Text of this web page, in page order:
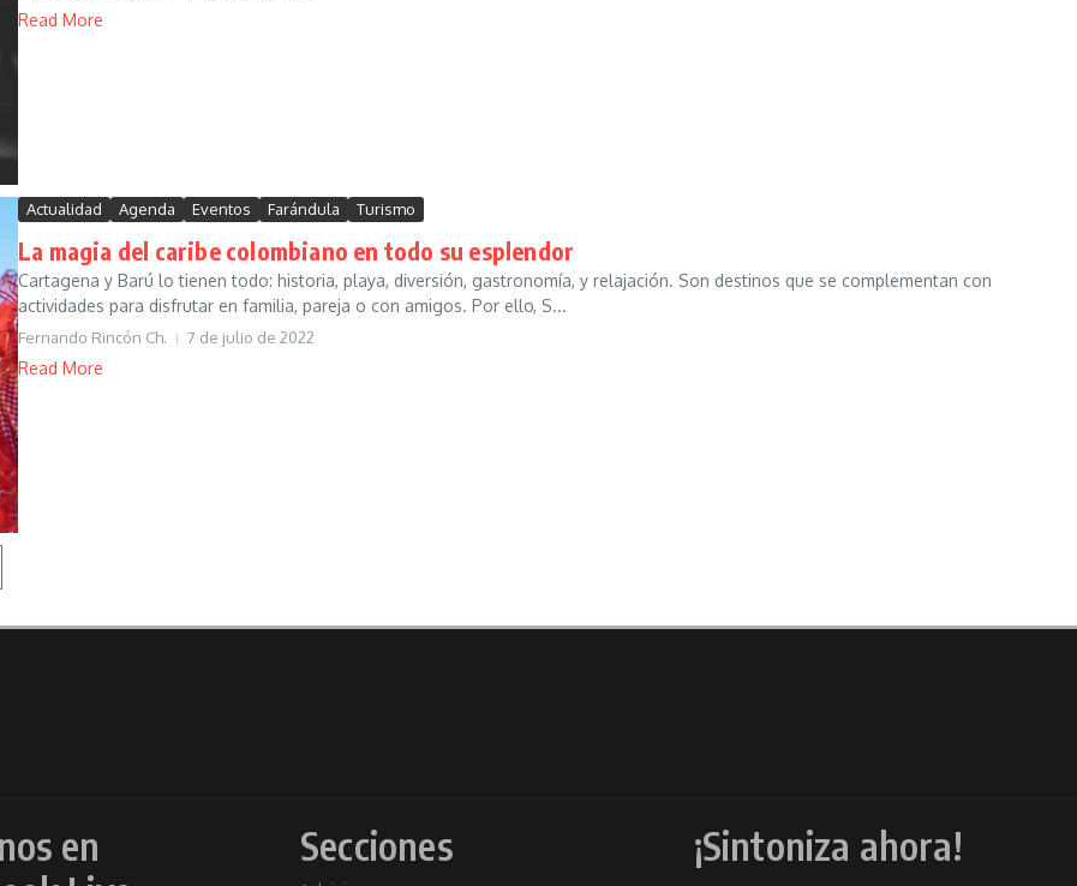
Read More
Actualidad Agenda Eventos Farándula Turismo
La magia del caribe colombiano en todo su esplendor
Cartagena y Barú lo tienen todo: historia, playa, diversión, gastronomía, y relajación. Son destinos que se complementan con
actividades para disfrutar en familia, pareja o con amigos. Por ello, S...
Fernando Rincón Ch. 7 de julio de 2022
Read More
en
Secciones ¡Sintoniza ahora!